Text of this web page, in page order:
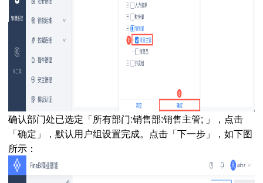
确认部门处已选定「所有部门:销售部:销售主管; 」，点击
「确定」，默认用户组设置完成。点击「下一步」，如下图
所示：